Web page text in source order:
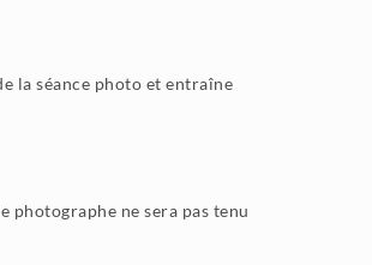
la séance photo et entraîne
ne sera pas tenu